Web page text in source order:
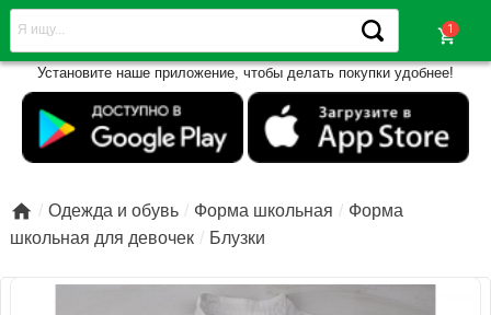
shopping_cart
Установите наше приложение, чтобы делать покупки удобнее!
 Одежда и обувь Форма школьная
Форма
школьная для девочек
Блузки